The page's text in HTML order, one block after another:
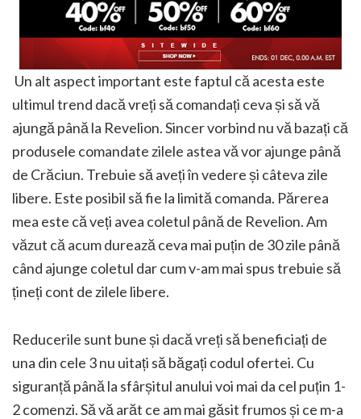
Un alt aspect important este faptul că acesta este
ultimul trend dacă vreți să comandați ceva și să vă
ajungă până la Revelion. Sincer vorbind nu vă bazați că
produsele comandate zilele astea vă vor ajunge până
de Crăciun. Trebuie să aveți în vedere și câteva zile
libere. Este posibil să fie la limită comanda. Părerea
mea este că veți avea coletul până de Revelion. Am
văzut că acum durează ceva mai puțin de 30 zile până
când ajunge coletul dar cum v-am mai spus trebuie să
țineți cont de zilele libere.
Reducerile sunt bune și dacă vreți să beneficiați de
una din cele 3 nu uitați să băgați codul ofertei. Cu
siguranță până la sfârșitul anului voi mai da cel puțin 1-
2 comenzi. Să vă arăt ce am mai găsit frumos și ce m-a